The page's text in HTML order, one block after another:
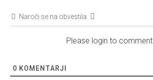
Naroči se na obvestila
Please login to comment
0 KOMENTARJI